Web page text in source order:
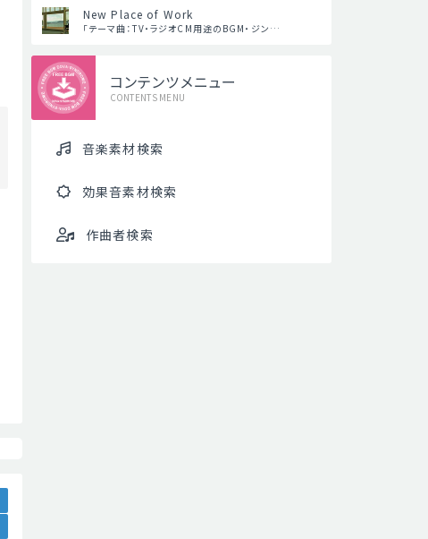
New Place of Work
「テーマ曲：TV・ラジオCM用途のBGM・ジン…
コンテンツメニュー
CONTENTS MENU
音楽素材検索
効果音素材検索
作曲者検索